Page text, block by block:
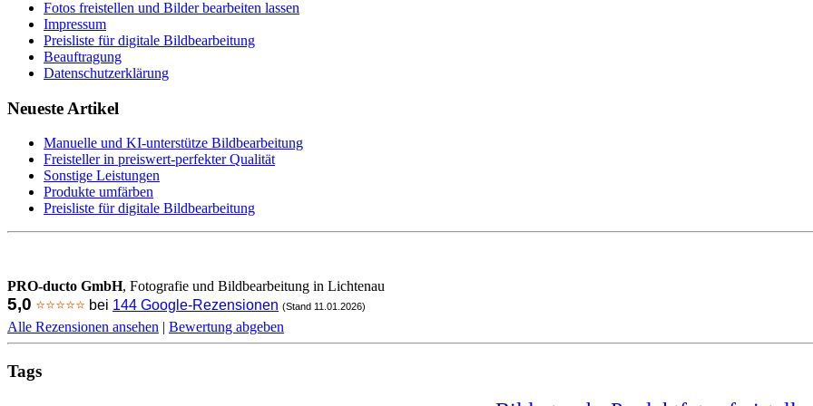
Fotos freistellen und Bilder bearbeiten lassen
Impressum
Preisliste für digitale Bildbearbeitung
Beauftragung
Datenschutzerklärung
Neueste Artikel
Manuelle und KI-unterstütze Bildbearbeitung
Freisteller in preiswert-perfekter Qualität
Sonstige Leistungen
Produkte umfärben
Preisliste für digitale Bildbearbeitung
PRO-ducto GmbH, Fotografie und Bildbearbeitung in Lichtenau
5,0 ⭐⭐⭐⭐⭐ bei 144 Google-Rezensionen (Stand 11.01.2026)
Alle Rezensionen ansehen | Bewertung abgeben
Tags